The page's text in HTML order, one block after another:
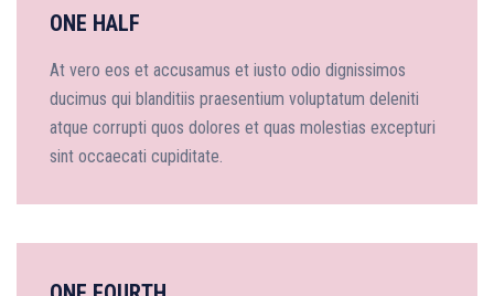
ONE HALF
At vero eos et accusamus et iusto odio dignissimos
ducimus qui blanditiis praesentium voluptatum deleniti
atque corrupti quos dolores et quas molestias excepturi
sint occaecati cupiditate.